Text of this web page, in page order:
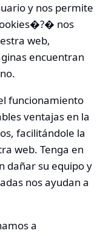
y nos permite
nos
web,
encuentran
funcionamiento
ventajas en la
facilitándole la
web. Tenga en
dañar su equipo y
nos ayudan a
a